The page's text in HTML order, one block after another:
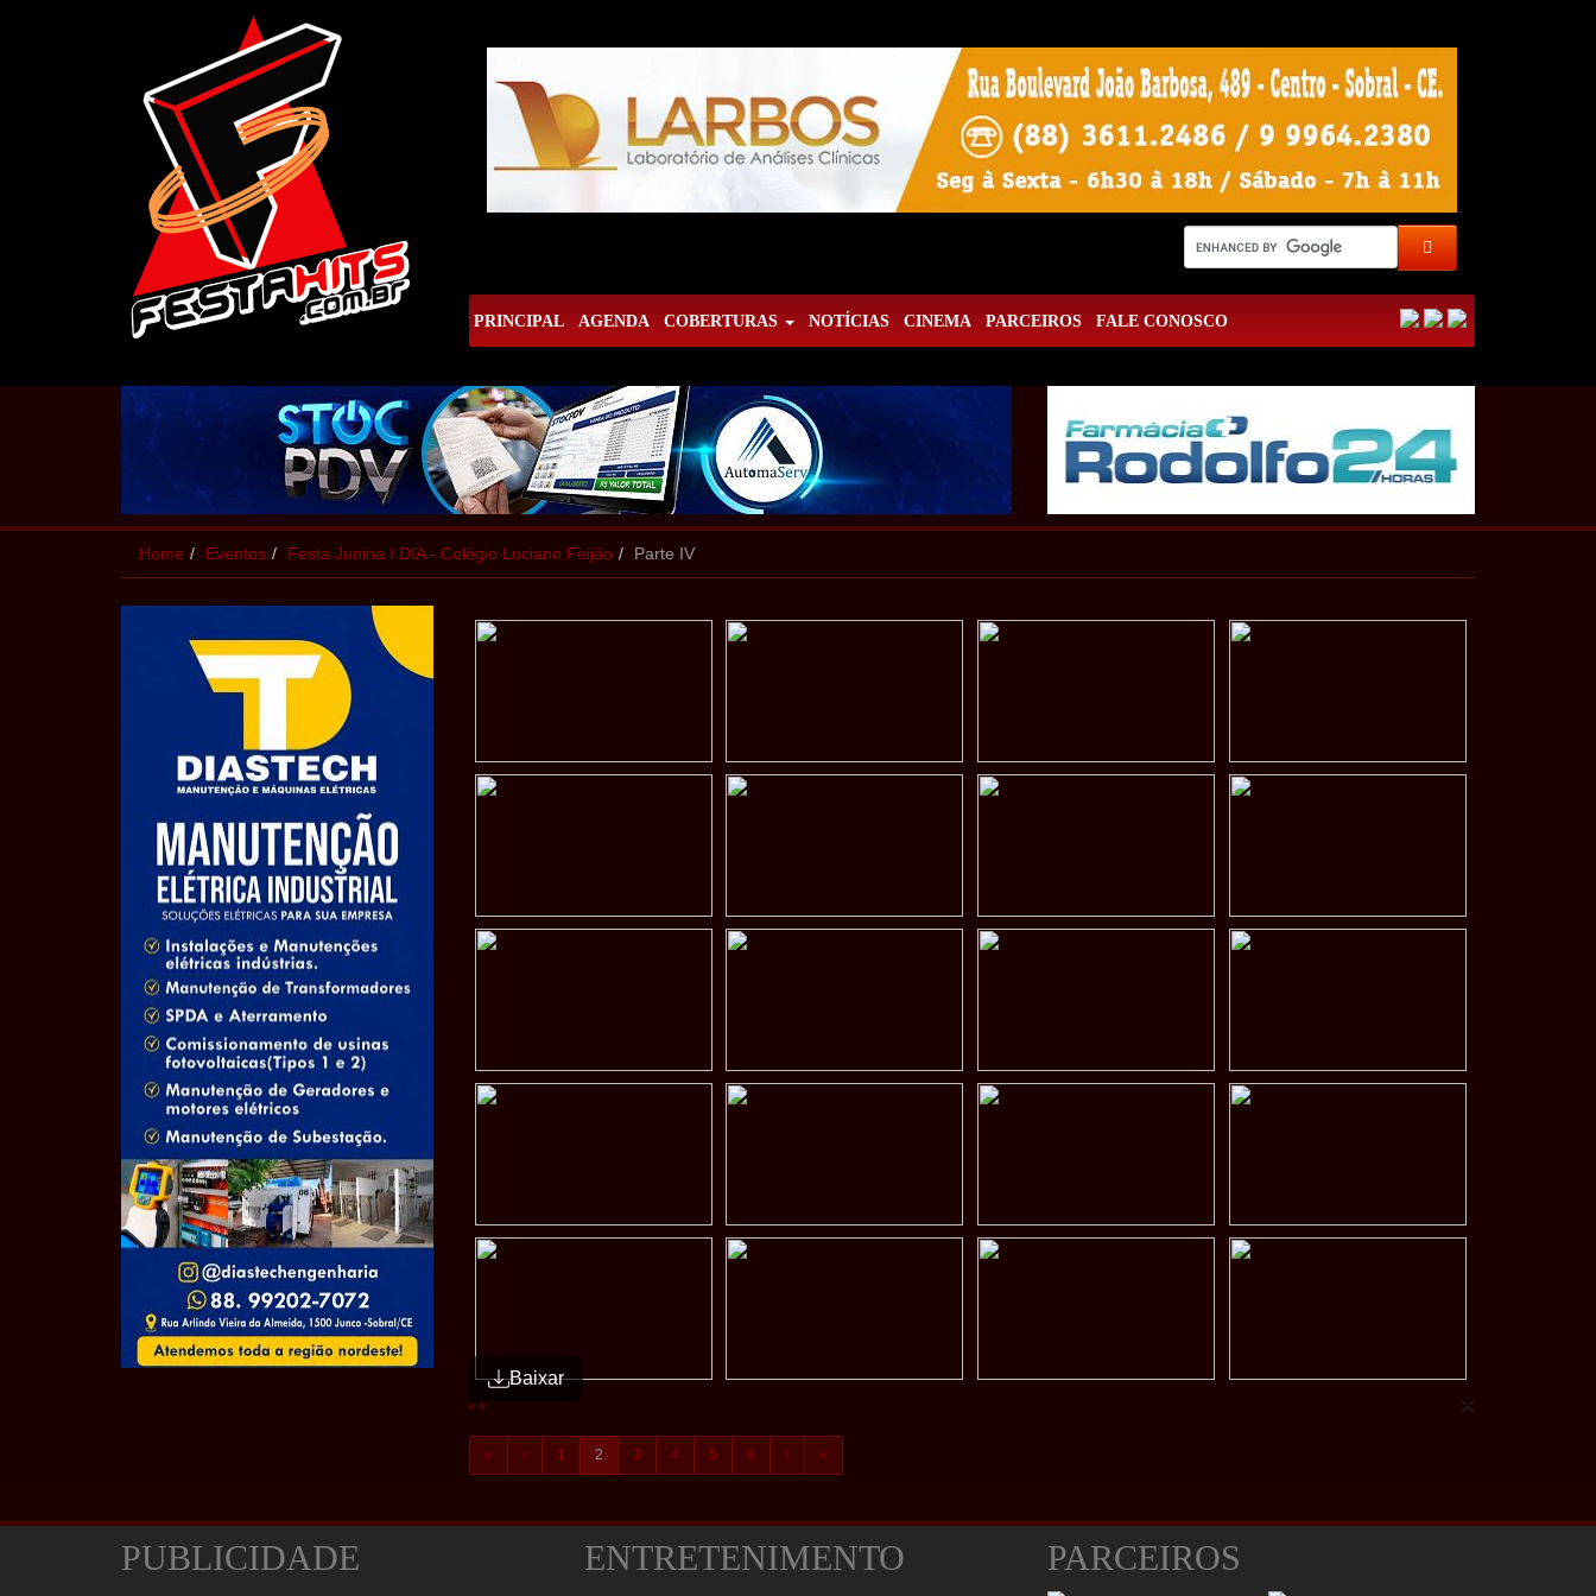
PRINCIPAL AGENDA COBERTURAS NOTÍCIAS CINEMA PARCEIROS FALE CONOSCO
Home Eventos Festa Junina I DIA - Colégio Luciano Feijão Parte IV
Baixar
‹ › ×
« ‹ 1 2 3 4 5 6 › »
PUBLICIDADE ENTRETENIMENTO PARCEIROS